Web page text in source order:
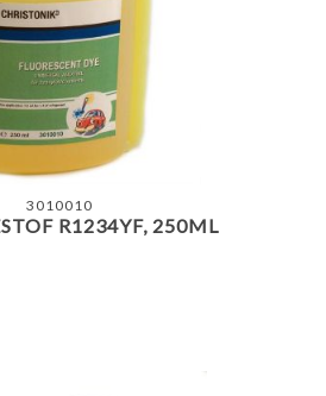
3010010
R1234YF, 250ML